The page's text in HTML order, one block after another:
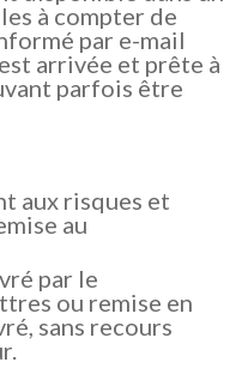
à compter de
par e-mail
arrivée et prête à
parfois être
aux risques et
au
par le
ou remise en
sans recours